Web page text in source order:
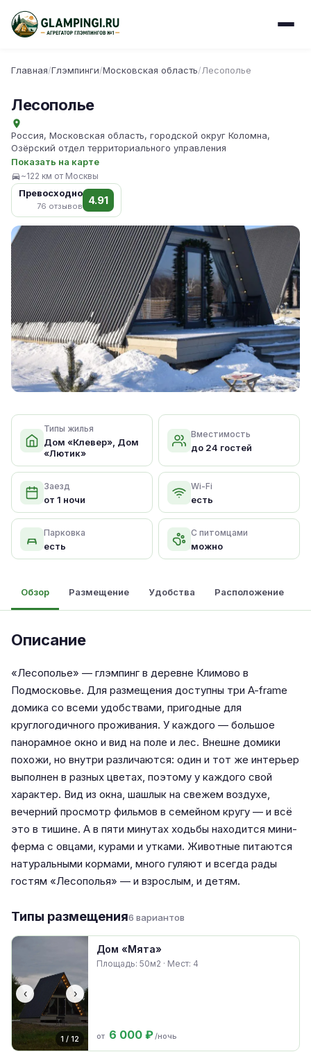
Главная/Глэмпинги/Московская область/Лесополье
Лесополье
Россия, Московская область, городской округ Коломна,
Озёрский отдел территориального управления
Показать на карте
~122 км от Москвы
Превосходно
76 отзывов 4.91
Типы жилья
Дом «Клевер», Дом
«Лютик»
Вместимость
до 24 гостей
Заезд
от 1 ночи
Wi-Fi
есть
Парковка
есть
С питомцами
можно
Обзор Размещение Удобства Расположение
Описание
«Лесополье» — глэмпинг в деревне Климово в
Подмосковье. Для размещения доступны три A-frame
домика со всеми удобствами, пригодные для
круглогодичного проживания. У каждого — большое
панорамное окно и вид на поле и лес. Внешне домики
похожи, но внутри различаются: один и тот же интерьер
выполнен в разных цветах, поэтому у каждого свой
характер. Вид из окна, шашлык на свежем воздухе,
вечерний просмотр фильмов в семейном кругу — и всё
это в тишине. А в пяти минутах ходьбы находится мини-
ферма с овцами, курами и утками. Животные питаются
натуральными кормами, много гуляют и всегда рады
гостям «Лесополья» — и взрослым, и детям.
Типы размещения6 вариантов
‹ ›
1 / 12
Дом «Мята»
Площадь: 50м2 · Мест: 4
от 6 000 ₽/ночь